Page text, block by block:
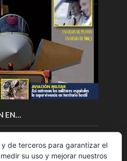
EN…
de terceros para garantizar el
su uso y mejorar nuestros